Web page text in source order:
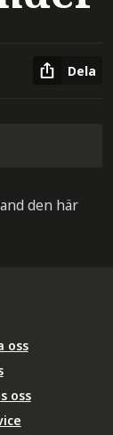
Dela
den här
oss
oss